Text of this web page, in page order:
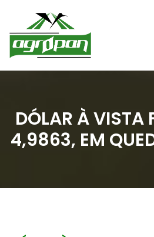
DÓLAR À VISTA
4,9863, EM